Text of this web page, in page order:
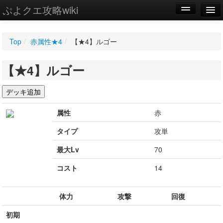
ぷよクエ攻略wiki
WIKI
設定
Top / 赤属性★4 / 【★4】ルゴー
【★4】ルゴー
属性
赤
タイプ
攻単
最大Lv
70
コスト
14
体力 攻撃
回復
初期